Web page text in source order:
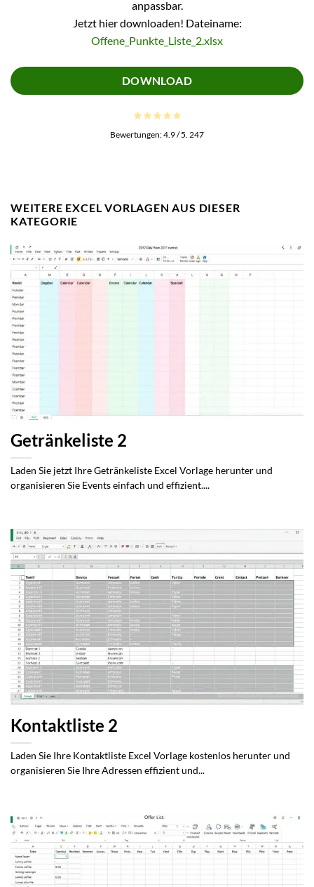
anpassbar.
Jetzt hier downloaden! Dateiname:
Offene_Punkte_Liste_2.xlsx
DOWNLOAD
Bewertungen:4.9/ 5. 247
WEITERE EXCEL VORLAGEN AUS DIESER
KATEGORIE
Getränkeliste 2
Laden Sie jetzt Ihre Getränkeliste Excel Vorlage herunter und
organisieren Sie Events einfach und effizient....
Kontaktliste 2
Laden Sie Ihre Kontaktliste Excel Vorlage kostenlos herunter und
organisieren Sie Ihre Adressen effizient und...